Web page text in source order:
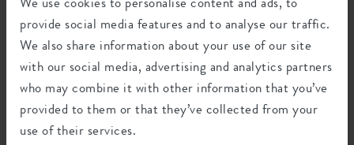
provide social media features and to analyse our traffic.
We also share information about your use of our site
with our social media, advertising and analytics partners
who may combine it with other information that you’ve
provided to them or that they’ve collected from your
use of their services.
Milieu voetafdruk
0,873